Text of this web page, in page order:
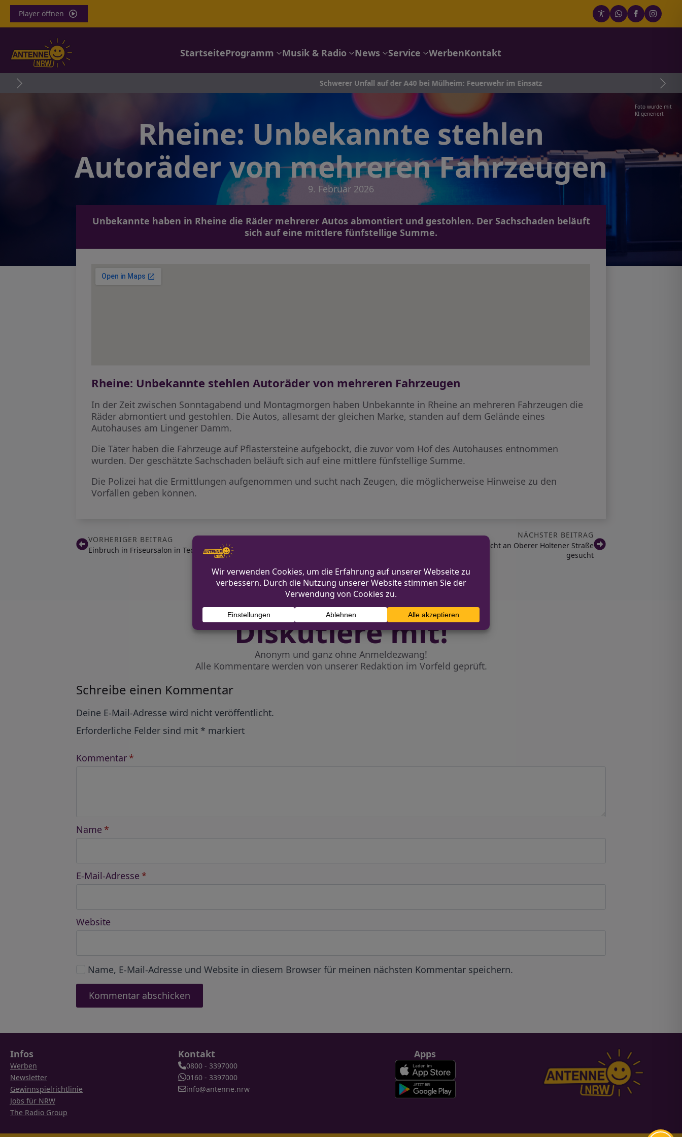
Player öffnen
StartseiteProgramm Musik & Radio News Service WerbenKontakt
Schwerer Unfall auf der A40 bei Mülheim: Feuerwehr im Einsatz
Foto wurde mit
KI generiert
Rheine: Unbekannte stehlen
Autoräder von mehreren Fahrzeugen
9. Februar 2026
Unbekannte haben in Rheine die Räder mehrerer Autos abmontiert und gestohlen. Der Sachschaden beläuft
sich auf eine mittlere fünfstellige Summe.
Rheine: Unbekannte stehlen Autoräder von mehreren Fahrzeugen
In der Zeit zwischen Sonntagabend und Montagmorgen haben Unbekannte in Rheine an mehreren Fahrzeugen die
Räder abmontiert und gestohlen. Die Autos, allesamt der gleichen Marke, standen auf dem Gelände eines
Autohauses am Lingener Damm.
Die Täter haben die Fahrzeuge auf Pflastersteine aufgebockt, die zuvor vom Hof des Autohauses entnommen
wurden. Der geschätzte Sachschaden beläuft sich auf eine mittlere fünfstellige Summe.
Die Polizei hat die Ermittlungen aufgenommen und sucht nach Zeugen, die möglicherweise Hinweise zu den
Vorfällen geben können.
VORHERIGER BEITRAG
Einbruch in Friseursalon in Tecklenburg – Zeugen gesucht
NÄCHSTER BEITRAG
Duisburg: Zeugen nach Verkehrsunfallflucht an Oberer Holtener Straße
gesucht
Diskutiere mit!
Anonym und ganz ohne Anmeldezwang!
Alle Kommentare werden von unserer Redaktion im Vorfeld geprüft.
Schreibe einen Kommentar
Deine E-Mail-Adresse wird nicht veröffentlicht.
Erforderliche Felder sind mit * markiert
Kommentar *
Name *
E-Mail-Adresse *
Website
Name, E-Mail-Adresse und Website in diesem Browser für meinen nächsten Kommentar speichern.
Infos
Werben
Newsletter
Gewinnspielrichtlinie
Jobs für NRW
The Radio Group
Kontakt
0800 - 3397000
0160 - 3397000
info@antenne.nrw
Apps